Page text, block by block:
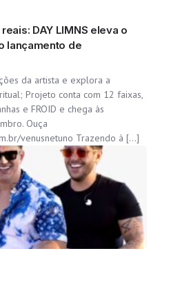
DAY LIMNS eleva o
lançamento de
da artista e explora a
Projeto conta com 12 faixas,
e FROID e chega às
Ouça
venusnetuno Trazendo à […]